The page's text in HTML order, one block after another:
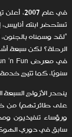
تستحضر ابنته
"لقد وسمناه
الرحلة؟ لكن سبعة
سنويًا، كما تتيح
ينحدر الأزواج
على طائرتهم) من
ورؤساء تنفيذيون
سابق في دوري